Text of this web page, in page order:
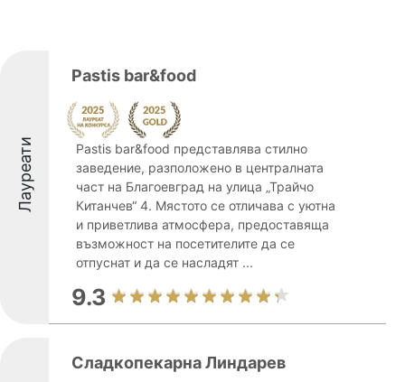
Лауреати
Pastis bar&food
Pastis bar&food представлява стилно
заведение, разположено в централната
част на Благоевград на улица „Трайчо
Китанчев“ 4. Мястото се отличава с уютна
и приветлива атмосфера, предоставяща
възможност на посетителите да се
отпуснат и да се насладят ...
9.3
Сладкопекарна Линдарев